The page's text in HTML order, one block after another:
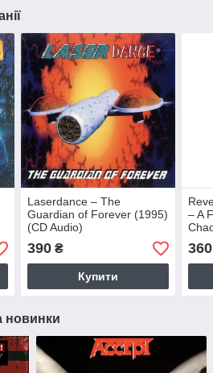
Laserdance – The
Guardian of Forever (1995)
(CD Audio)
390₴
Купити
– A
360
новинки